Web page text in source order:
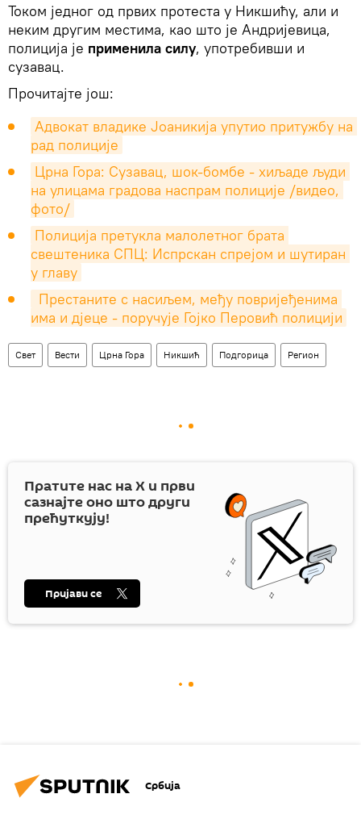
Током једног од првих протеста у Никшићу, али и
неким другим местима, као што је Андријевица,
полиција је применила силу, употребивши и
сузавац.
Прочитајте још:
Адвокат владике Јоаникија упутио притужбу на
рад полиције
Црна Гора: Сузавац, шок-бомбе - хиљаде људи
на улицама градова наспрам полиције /видео,
фото/
Полиција претукла малолетног брата
свештеника СПЦ: Испрскан спрејом и шутиран
у главу
Престаните с насиљем, међу повријеђенима
има и дјеце - поручује Гојко Перовић полицији
Свет Вести Црна Гора Никшић Подгорица Регион
Пратите нас наX и први
сазнајте оно што други
прећуткују!
Пријави се
Србија